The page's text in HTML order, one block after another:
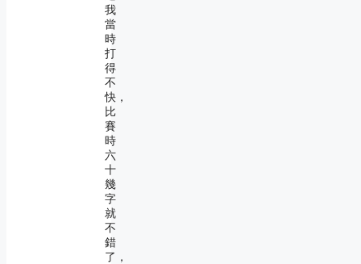
我
當
時
打
得
不
快，
比
賽
時
六
十
幾
字
就
不
錯
了，